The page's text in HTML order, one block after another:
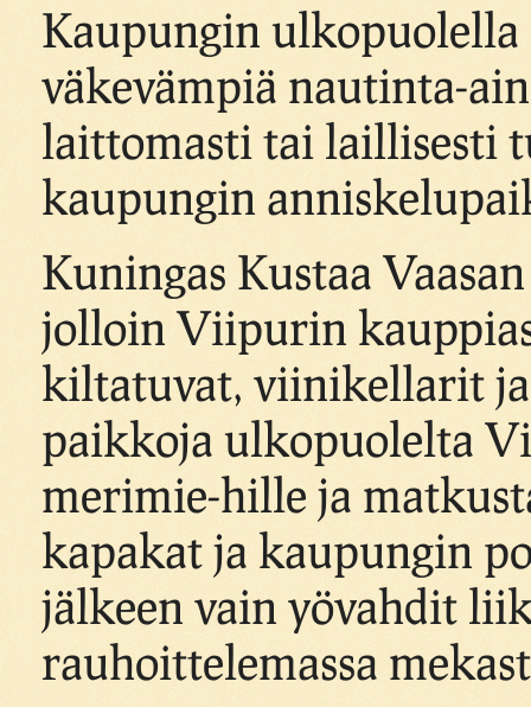
Kaupungin
väkevämpiä nautinta-
laittomasti tai laillisesti
kaupungin
Kuningas Kustaa
jolloin Viipurin
kiltatuvat, viinikellarit
paikkoja ulkopuolelta
merimie-hille ja
kapakat ja kaupungin
jälkeen vain yövahdit
rauhoittelemassa